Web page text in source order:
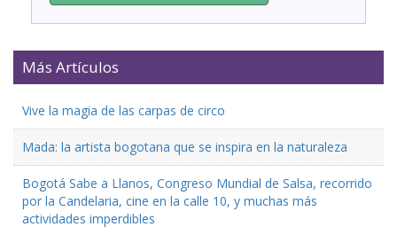
Más Artículos
Vive la magia de las carpas de circo
Mada: la artista bogotana que se inspira en la naturaleza
Bogotá Sabe a Llanos, Congreso Mundial de Salsa, recorrido
por la Candelaria, cine en la calle 10, y muchas más
actividades imperdibles